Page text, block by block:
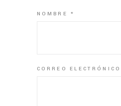
NOMBRE*
CORREO ELECTRÓNICO